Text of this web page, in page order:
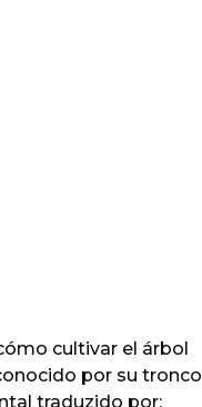
cultivar el árbol
por su tronco
traduzido por: